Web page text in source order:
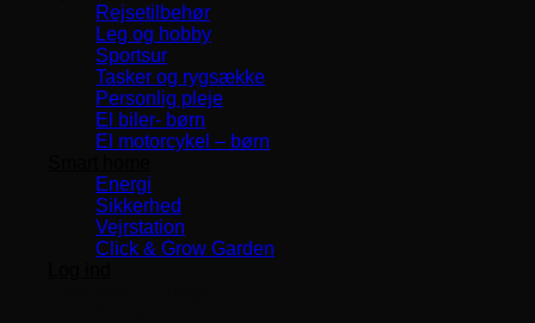
Rejsetilbehør
Leg og hobby
Sportsur
Tasker og rygsække
Personlig pleje
El biler- børn
El motorcykel – børn
Energi
Sikkerhed
Vejrstation
Click & Grow Garden